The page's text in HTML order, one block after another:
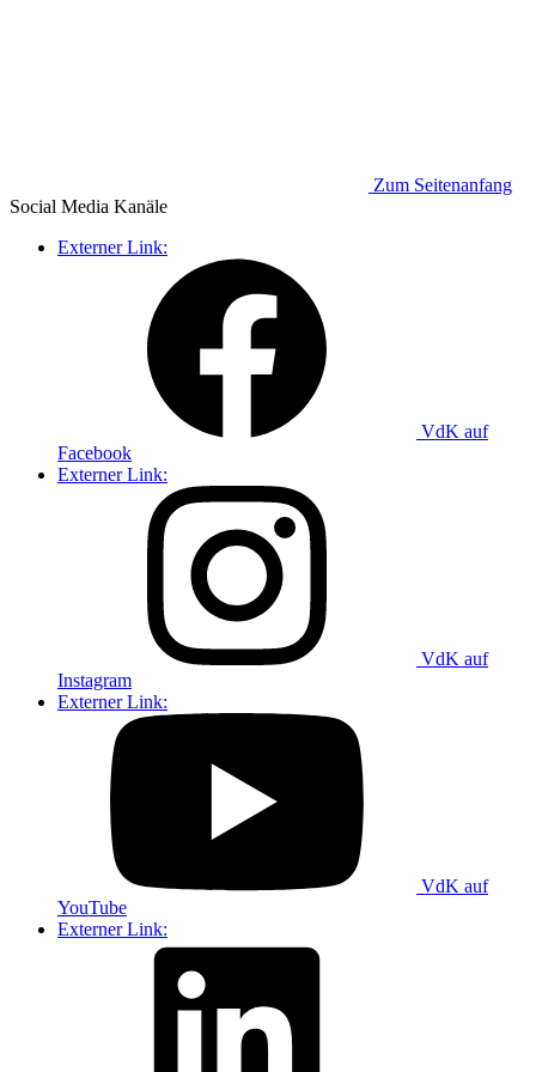
Zum Seitenanfang
Social Media Kanäle
Externer Link:
VdK auf
Facebook
Externer Link:
VdK auf
Instagram
Externer Link:
VdK auf
YouTube
Externer Link: